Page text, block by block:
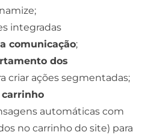
integradas
comunicação;
dos
criar ações segmentadas;
carrinho
automáticas com
no carrinho do site) para